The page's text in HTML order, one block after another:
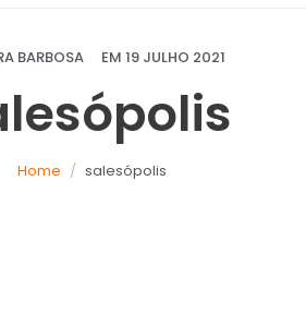
BARBOSA EM 19 JULHO 2021
Home salesópolis